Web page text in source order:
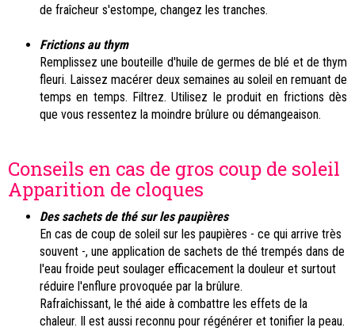
de fraîcheur s'estompe, changez les tranches.
Frictions au thym
Remplissez une bouteille d'huile de germes de blé et de thym
fleuri. Laissez macérer deux semaines au soleil en remuant de
temps en temps. Filtrez. Utilisez le produit en frictions dès
que vous ressentez la moindre brûlure ou démangeaison.
Conseils en cas de gros coup de soleil
Apparition de cloques
Des sachets de thé sur les paupières
En cas de coup de soleil sur les paupières - ce qui arrive très
souvent -, une application de sachets de thé trempés dans de
l'eau froide peut soulager efficacement la douleur et surtout
réduire l'enflure provoquée par la brûlure.
Rafraîchissant, le thé aide à combattre les effets de la
chaleur. Il est aussi reconnu pour régénérer et tonifier la peau.